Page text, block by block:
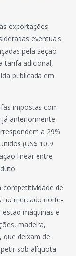
exportações
eventuais
pela Seção
tarifa adicional,
publicada em
impostas com
anteriormente
a 29%
(US$ 10,9
linear entre
competitividade de
no mercado norte-
estão máquinas e
madeira,
que deixam de
sob alíquota